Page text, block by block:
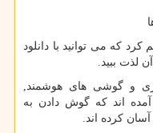
که می توانید با دانلود
لذت ببید.
و گوشی های هوشمند,
آمده اند که گوش دادن به
کرده اند.